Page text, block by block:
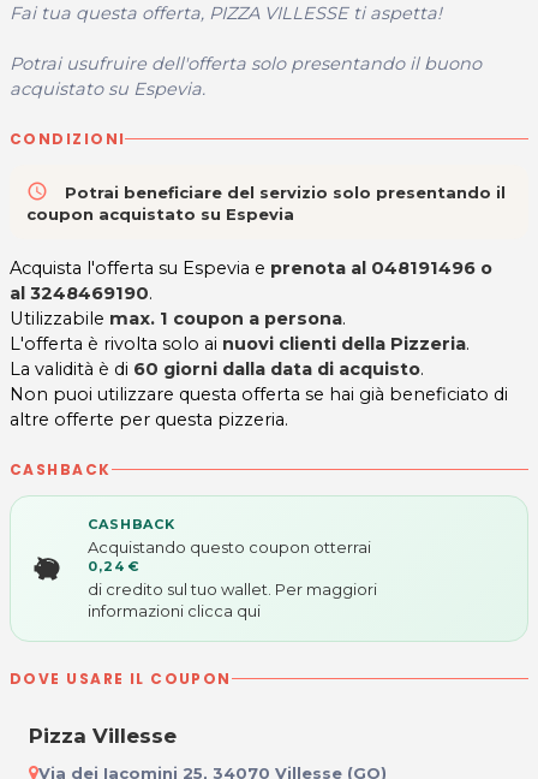
Fai tua questa offerta, PIZZA VILLESSE ti aspetta!
Potrai usufruire dell'offerta solo presentando il buono
acquistato su Espevia.
CONDIZIONI
access_time
Potrai beneficiare del servizio solo presentando il
coupon acquistato su Espevia
Acquista l'offerta su Espevia e prenota al 048191496 o
al 3248469190.
Utilizzabile max. 1 coupon a persona.
L'offerta è rivolta solo ai nuovi clienti della Pizzeria.
La validità è di 60 giorni dalla data di acquisto.
Non puoi utilizzare questa offerta se hai già beneficiato di
altre offerte per questa pizzeria.
CASHBACK
CASHBACK
Acquistando questo coupon otterrai
0,24 €
di credito sul tuo wallet. Per maggiori
informazioni clicca qui
DOVE USARE IL COUPON
Pizza Villesse
Via dei Iacomini 25, 34070 Villesse (GO)